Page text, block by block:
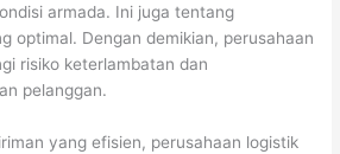
armada. Ini juga tentang
optimal. Dengan demikian, perusahaan
risiko keterlambatan dan
pelanggan.
yang efisien, perusahaan logistik